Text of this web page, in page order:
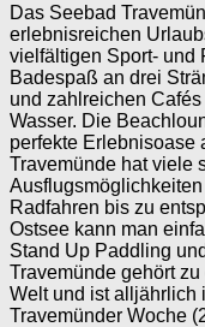
Das Seebad
erlebnisreichen
vielfältigen Sport- und
Badespaß an drei
und zahlreichen
Wasser. Die
perfekte Erlebnisoase
Travemünde hat viele
Radfahren bis zu
Ostsee kann man
Stand Up Paddling
Travemünde gehört
Welt und ist alljährlich
Travemünder Woche